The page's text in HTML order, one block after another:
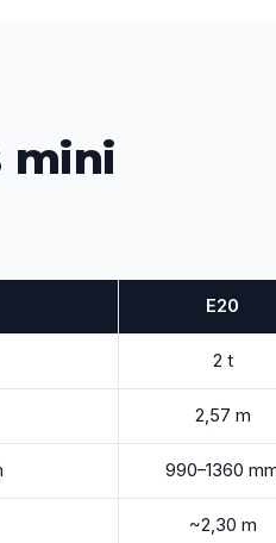
mini
E20
2 t
2,57 m
990–1360
~2,30 m